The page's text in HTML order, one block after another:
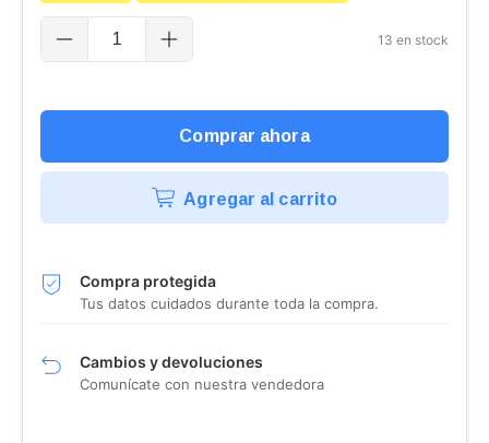
13 en stock
Agregar al carrito
Compra protegida
Tus datos cuidados durante toda la compra.
Cambios y devoluciones
Comunícate con nuestra vendedora